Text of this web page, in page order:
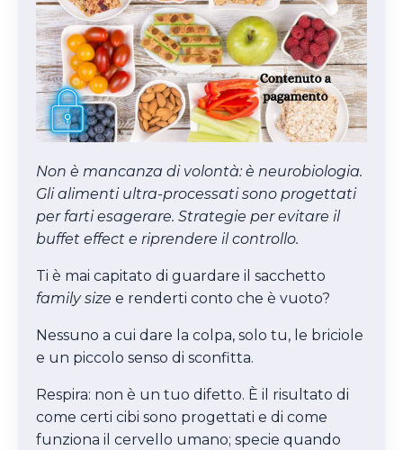
Non è mancanza di volontà: è neurobiologia.
Gli alimenti ultra-processati sono progettati
per farti esagerare. Strategie per evitare il
buffet effect e riprendere il controllo.
Ti è mai capitato di guardare il sacchetto
family size e renderti conto che è vuoto?
Nessuno a cui dare la colpa, solo tu, le briciole
e un piccolo senso di sconfitta.
Respira: non è un tuo difetto. È il risultato di
come certi cibi sono progettati e di come
funziona il cervello umano; specie quando